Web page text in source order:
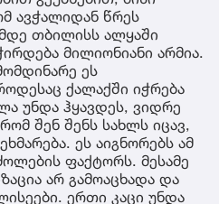
რომ ქალაქში
და მას
მაშინ როდესაც
ორგანიზება.
გმირებს, რომლებიც იქ
წელს საქართველოს
გაწევა და თბილისის